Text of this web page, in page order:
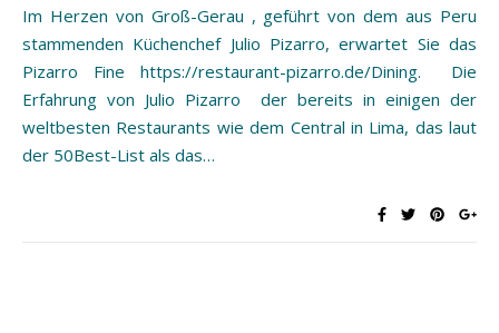
Im Herzen von Groß-Gerau , geführt von dem aus Peru
stammenden Küchenchef Julio Pizarro, erwartet Sie das
Pizarro Fine https://restaurant-pizarro.de/Dining. Die
Erfahrung von Julio Pizarro der bereits in einigen der
weltbesten Restaurants wie dem Central in Lima, das laut
der 50Best-List als das…